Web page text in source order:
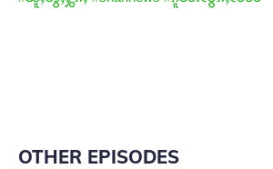
OTHER EPISODES